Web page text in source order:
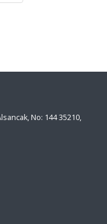
No: 144 35210,